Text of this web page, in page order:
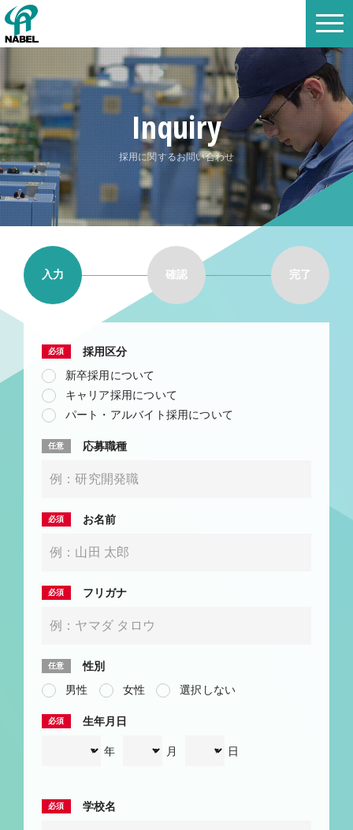
Inquiry
採用に関するお問い合わせ
入力 確認 完了
採用区分
新卒採用について
キャリア採用について
パート・アルバイト採用について
応募職種
お名前
フリガナ
性別
男性
女性 選択しない
生年月日
年 月 日
学校名